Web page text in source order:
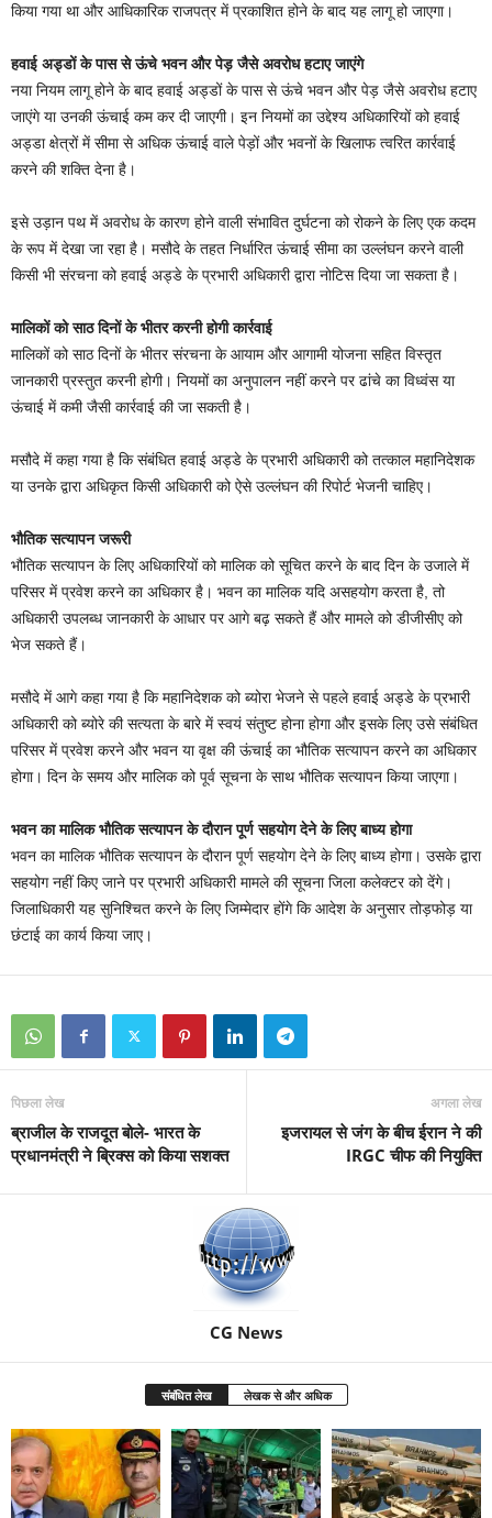
किया गया था और आधिकारिक राजपत्र में प्रकाशित होने के बाद यह लागू हो जाएगा।
हवाई अड्डों के पास से ऊंचे भवन और पेड़ जैसे अवरोध हटाए जाएंगे
नया नियम लागू होने के बाद हवाई अड्डों के पास से ऊंचे भवन और पेड़ जैसे अवरोध हटाए
जाएंगे या उनकी ऊंचाई कम कर दी जाएगी। इन नियमों का उद्देश्य अधिकारियों को हवाई
अड्डा क्षेत्रों में सीमा से अधिक ऊंचाई वाले पेड़ों और भवनों के खिलाफ त्वरित कार्रवाई
करने की शक्ति देना है।
इसे उड़ान पथ में अवरोध के कारण होने वाली संभावित दुर्घटना को रोकने के लिए एक कदम
के रूप में देखा जा रहा है। मसौदे के तहत निर्धारित ऊंचाई सीमा का उल्लंघन करने वाली
किसी भी संरचना को हवाई अड्डे के प्रभारी अधिकारी द्वारा नोटिस दिया जा सकता है।
मालिकों को साठ दिनों के भीतर करनी होगी कार्रवाई
मालिकों को साठ दिनों के भीतर संरचना के आयाम और आगामी योजना सहित विस्तृत
जानकारी प्रस्तुत करनी होगी। नियमों का अनुपालन नहीं करने पर ढांचे का विध्वंस या
ऊंचाई में कमी जैसी कार्रवाई की जा सकती है।
मसौदे में कहा गया है कि संबंधित हवाई अड्डे के प्रभारी अधिकारी को तत्काल महानिदेशक
या उनके द्वारा अधिकृत किसी अधिकारी को ऐसे उल्लंघन की रिपोर्ट भेजनी चाहिए।
भौतिक सत्यापन जरूरी
भौतिक सत्यापन के लिए अधिकारियों को मालिक को सूचित करने के बाद दिन के उजाले में
परिसर में प्रवेश करने का अधिकार है। भवन का मालिक यदि असहयोग करता है, तो
अधिकारी उपलब्ध जानकारी के आधार पर आगे बढ़ सकते हैं और मामले को डीजीसीए को
भेज सकते हैं।
मसौदे में आगे कहा गया है कि महानिदेशक को ब्योरा भेजने से पहले हवाई अड्डे के प्रभारी
अधिकारी को ब्योरे की सत्यता के बारे में स्वयं संतुष्ट होना होगा और इसके लिए उसे संबंधित
परिसर में प्रवेश करने और भवन या वृक्ष की ऊंचाई का भौतिक सत्यापन करने का अधिकार
होगा। दिन के समय और मालिक को पूर्व सूचना के साथ भौतिक सत्यापन किया जाएगा।
भवन का मालिक भौतिक सत्यापन के दौरान पूर्ण सहयोग देने के लिए बाध्य होगा
भवन का मालिक भौतिक सत्यापन के दौरान पूर्ण सहयोग देने के लिए बाध्य होगा। उसके द्वारा
सहयोग नहीं किए जाने पर प्रभारी अधिकारी मामले की सूचना जिला कलेक्टर को देंगे।
जिलाधिकारी यह सुनिश्चित करने के लिए जिम्मेदार होंगे कि आदेश के अनुसार तोड़फोड़ या
छंटाई का कार्य किया जाए।
पिछला लेख
ब्राजील के राजदूत बोले- भारत के
प्रधानमंत्री ने ब्रिक्स को किया सशक्त
अगला लेख
इजरायल से जंग के बीच ईरान ने की
IRGC चीफ की नियुक्ति
CG News
संबंधित लेख लेखक से और अधिक